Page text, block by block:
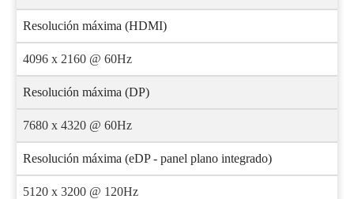
Resolución máxima (HDMI)
4096 x 2160 @ 60Hz
Resolución máxima (DP)
7680 x 4320 @ 60Hz
Resolución máxima (eDP - panel plano integrado)
5120 x 3200 @ 120Hz